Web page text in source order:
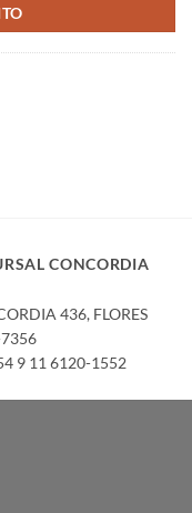
CONCORDIA
436,­ FLORES
9 11 6120-1552